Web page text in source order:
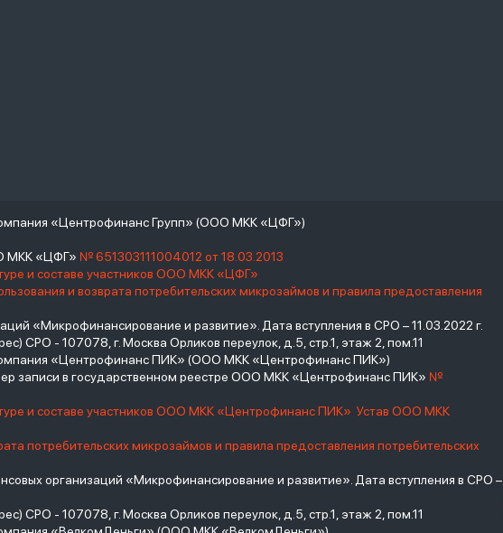
«Центрофинанс Групп» (ООО МКК «ЦФГ»)
МКК «ЦФГ» № 651303111004012 от 18.03.2013
и составе участников ООО МКК «ЦФГ»
и возврата потребительских микрозаймов и правила предоставления
«Микрофинансирование и развитие». Дата вступления в СРО – 11.03.2022 г.
СРО - 107078, г. Москва Орликов переулок, д.5, стр.1, этаж 2, пом.11
«Центрофинанс ПИК» (ООО МКК «Центрофинанс ПИК»)
записи в государственном реестре ООО МКК «Центрофинанс ПИК» №
и составе участников ООО МКК «Центрофинанс ПИК» Устав ООО МКК
потребительских микрозаймов и правила предоставления потребительских
организаций «Микрофинансирование и развитие». Дата вступления в СРО –
СРО - 107078, г. Москва Орликов переулок, д.5, стр.1, этаж 2, пом.11